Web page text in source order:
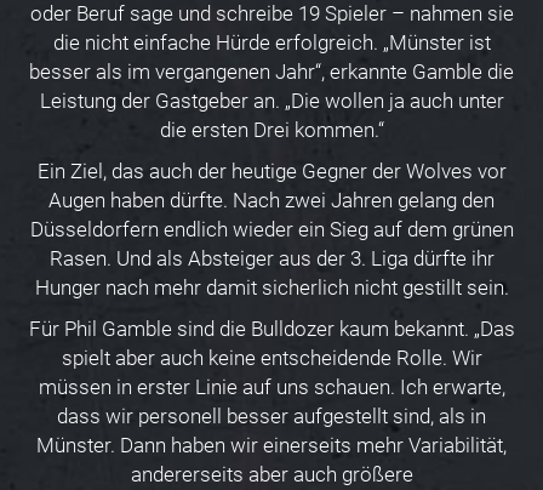
oder Beruf sage und schreibe 19 Spieler – nahmen sie
die nicht einfache Hürde erfolgreich. „Münster ist
besser als im vergangenen Jahr“, erkannte Gamble die
Leistung der Gastgeber an. „Die wollen ja auch unter
die ersten Drei kommen.“
Ein Ziel, das auch der heutige Gegner der Wolves vor
Augen haben dürfte. Nach zwei Jahren gelang den
Düsseldorfern endlich wieder ein Sieg auf dem grünen
Rasen. Und als Absteiger aus der 3. Liga dürfte ihr
Hunger nach mehr damit sicherlich nicht gestillt sein.
Für Phil Gamble sind die Bulldozer kaum bekannt. „Das
spielt aber auch keine entscheidende Rolle. Wir
müssen in erster Linie auf uns schauen. Ich erwarte,
dass wir personell besser aufgestellt sind, als in
Münster. Dann haben wir einerseits mehr Variabilität,
andererseits aber auch größere